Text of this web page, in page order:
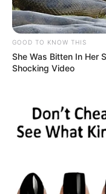
GOOD TO KNOW THIS
She Was Bitten In Her
Shocking Video